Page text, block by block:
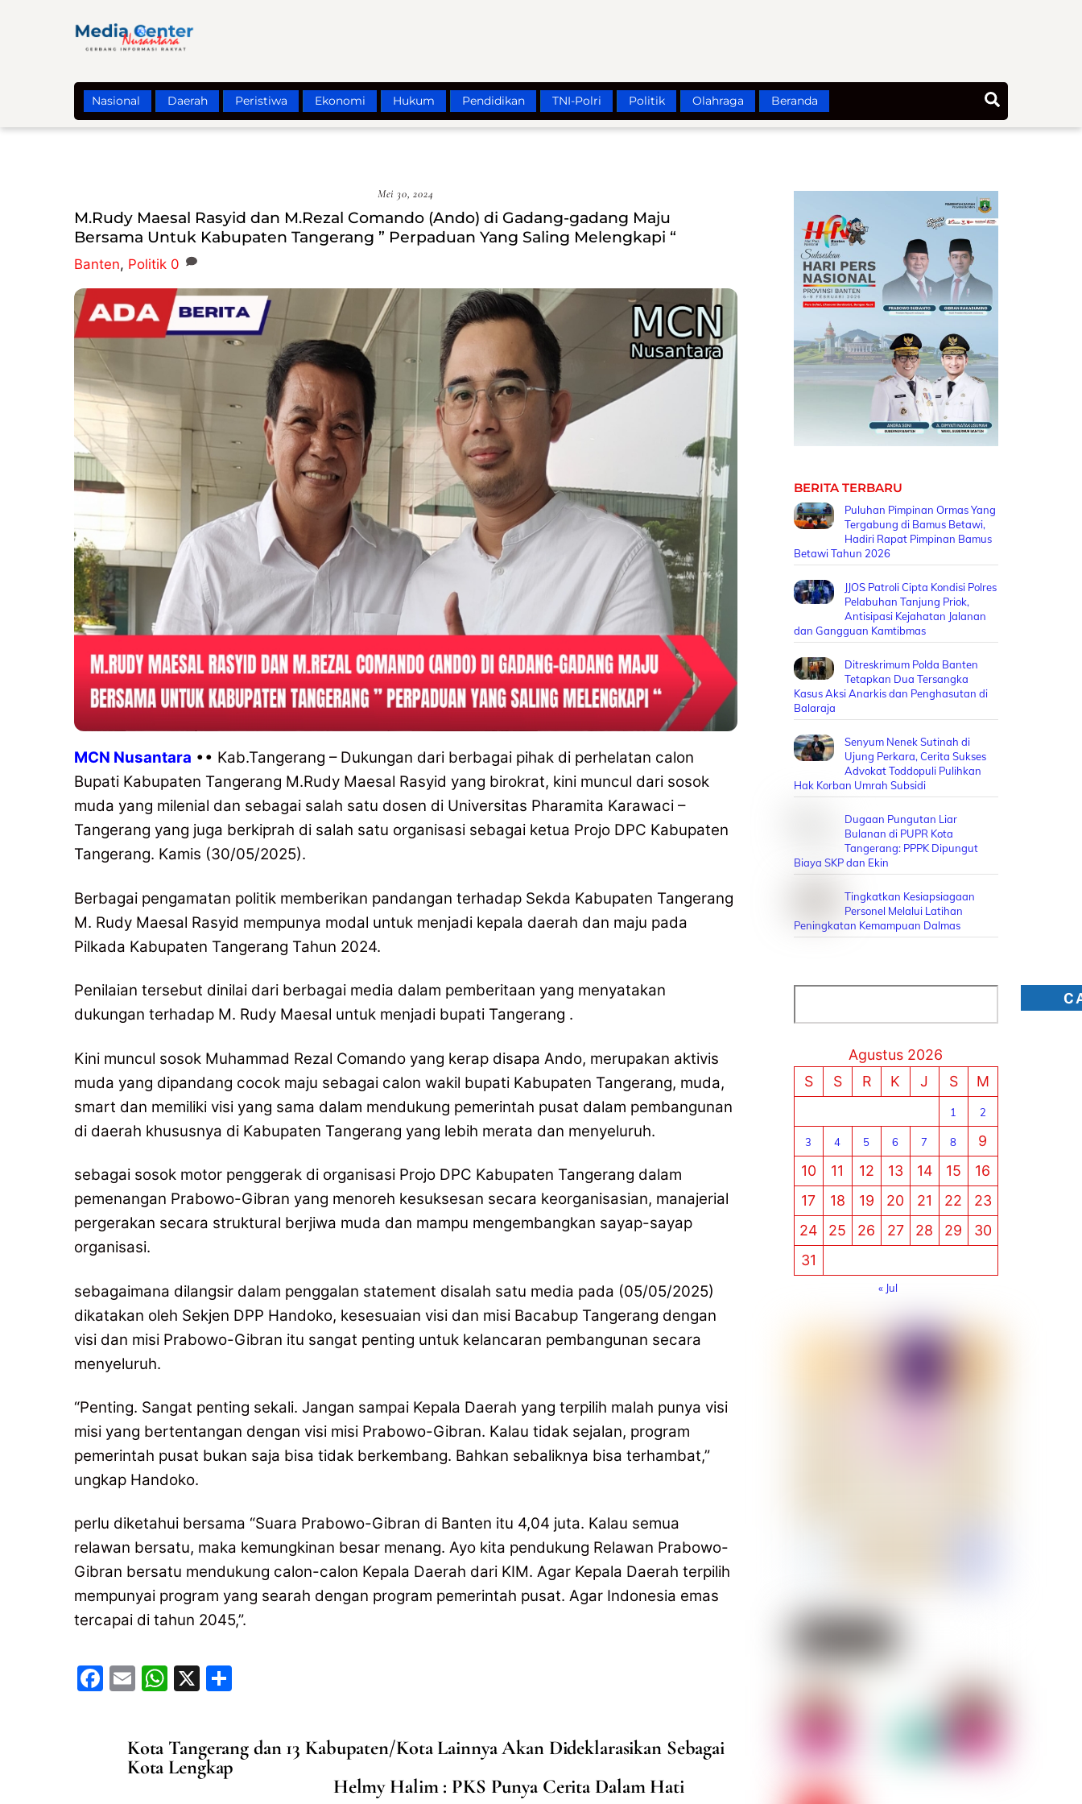
Nasional Daerah Peristiwa Ekonomi Hukum Pendidikan TNI-Polri Politik Olahraga Beranda
Mei 30, 2024
M.Rudy Maesal Rasyid dan M.Rezal Comando (Ando) di Gadang-gadang Maju
Bersama Untuk Kabupaten Tangerang ” Perpaduan Yang Saling Melengkapi “
Banten, Politik 0
MCN Nusantara •• Kab.Tangerang – Dukungan dari berbagai pihak di perhelatan calon
Bupati Kabupaten Tangerang M.Rudy Maesal Rasyid yang birokrat, kini muncul dari sosok
muda yang milenial dan sebagai salah satu dosen di Universitas Pharamita Karawaci –
Tangerang yang juga berkiprah di salah satu organisasi sebagai ketua Projo DPC Kabupaten
Tangerang. Kamis (30/05/2025).
Berbagai pengamatan politik memberikan pandangan terhadap Sekda Kabupaten Tangerang
M. Rudy Maesal Rasyid mempunya modal untuk menjadi kepala daerah dan maju pada
Pilkada Kabupaten Tangerang Tahun 2024.
Penilaian tersebut dinilai dari berbagai media dalam pemberitaan yang menyatakan
dukungan terhadap M. Rudy Maesal untuk menjadi bupati Tangerang .
Kini muncul sosok Muhammad Rezal Comando yang kerap disapa Ando, merupakan aktivis
muda yang dipandang cocok maju sebagai calon wakil bupati Kabupaten Tangerang, muda,
smart dan memiliki visi yang sama dalam mendukung pemerintah pusat dalam pembangunan
di daerah khususnya di Kabupaten Tangerang yang lebih merata dan menyeluruh.
sebagai sosok motor penggerak di organisasi Projo DPC Kabupaten Tangerang dalam
pemenangan Prabowo-Gibran yang menoreh kesuksesan secara keorganisasian, manajerial
pergerakan secara struktural berjiwa muda dan mampu mengembangkan sayap-sayap
organisasi.
sebagaimana dilangsir dalam penggalan statement disalah satu media pada (05/05/2025)
dikatakan oleh Sekjen DPP Handoko, kesesuaian visi dan misi Bacabup Tangerang dengan
visi dan misi Prabowo-Gibran itu sangat penting untuk kelancaran pembangunan secara
menyeluruh.
“Penting. Sangat penting sekali. Jangan sampai Kepala Daerah yang terpilih malah punya visi
misi yang bertentangan dengan visi misi Prabowo-Gibran. Kalau tidak sejalan, program
pemerintah pusat bukan saja bisa tidak berkembang. Bahkan sebaliknya bisa terhambat,”
ungkap Handoko.
perlu diketahui bersama “Suara Prabowo-Gibran di Banten itu 4,04 juta. Kalau semua
relawan bersatu, maka kemungkinan besar menang. Ayo kita pendukung Relawan Prabowo-
Gibran bersatu mendukung calon-calon Kepala Daerah dari KIM. Agar Kepala Daerah terpilih
mempunyai program yang searah dengan program pemerintah pusat. Agar Indonesia emas
tercapai di tahun 2045,”.
F
E
l
W
s
A
X
e
Kota Tangerang dan 13 Kabupaten/Kota Lainnya Akan Dideklarasikan Sebagai
Kota Lengkap
Helmy Halim : PKS Punya Cerita Dalam Hati
BERITA TERBARU
Puluhan Pimpinan Ormas Yang
Tergabung di Bamus Betawi,
Hadiri Rapat Pimpinan Bamus
Betawi Tahun 2026
JJOS Patroli Cipta Kondisi Polres
Pelabuhan Tanjung Priok,
Antisipasi Kejahatan Jalanan
dan Gangguan Kamtibmas
Ditreskrimum Polda Banten
Tetapkan Dua Tersangka
Kasus Aksi Anarkis dan Penghasutan di
Balaraja
Senyum Nenek Sutinah di
Ujung Perkara, Cerita Sukses
Advokat Toddopuli Pulihkan
Hak Korban Umrah Subsidi
Dugaan Pungutan Liar
Bulanan di PUPR Kota
Tangerang: PPPK Dipungut
Biaya SKP dan Ekin
Tingkatkan Kesiapsiagaan
Personel Melalui Latihan
Peningkatan Kemampuan Dalmas
Agustus 2026
S
S R K J S M
1 2
3 4 5 6 7 8
9
10
11 12 13 14 15
16
17
18 19 20 21 22
23
24
25 26 27 28 29
30
31
« Jul